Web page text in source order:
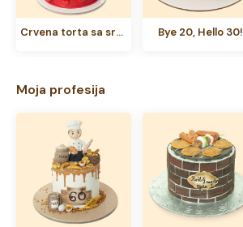
Crvena torta sa srcima Bye 20, Hello 30!
Moja profesija